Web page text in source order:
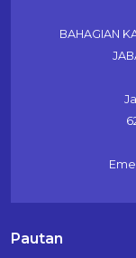
BAHAGIAN
Pautan